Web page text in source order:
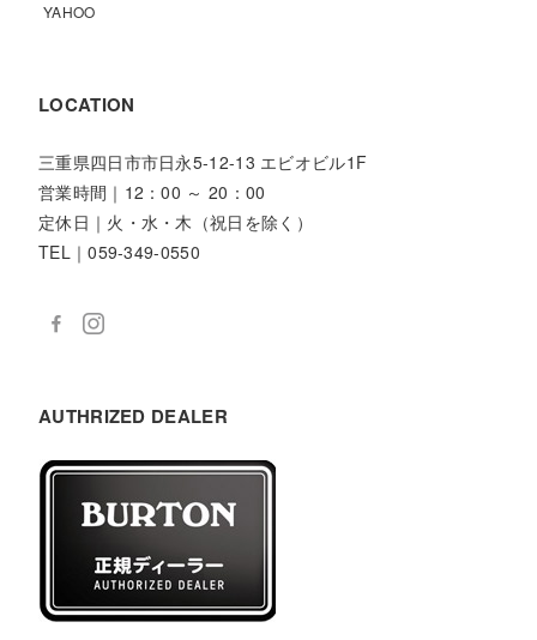
YAHOO
LOCATION
三重県四日市市日永5-12-13 エビオビル1F
営業時間｜12：00 ～ 20：00
定休日｜火・水・木（祝日を除く）
TEL｜059-349-0550
AUTHRIZED DEALER